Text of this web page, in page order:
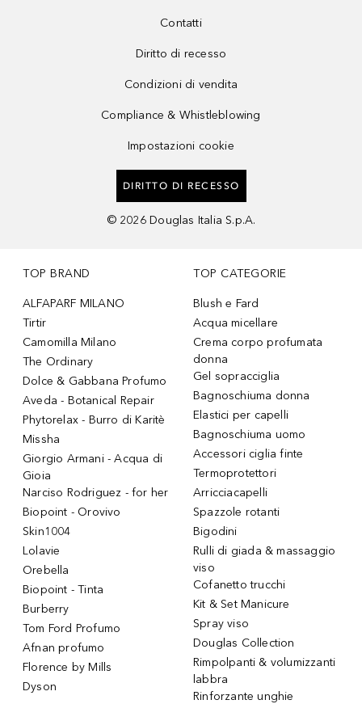
Contatti
Diritto di recesso
Condizioni di vendita
Compliance & Whistleblowing
Impostazioni cookie
DIRITTO DI RECESSO
© 2026 Douglas Italia S.p.A.
TOP BRAND
ALFAPARF MILANO
Tirtir
Camomilla Milano
The Ordinary
Dolce & Gabbana Profumo
Aveda - Botanical Repair
Phytorelax - Burro di Karitè
Missha
Giorgio Armani - Acqua di
Gioia
Narciso Rodriguez - for her
Biopoint - Orovivo
Skin1004
Lolavie
Orebella
Biopoint - Tinta
Burberry
Tom Ford Profumo
Afnan profumo
Florence by Mills
Dyson
TOP CATEGORIE
Blush e Fard
Acqua micellare
Crema corpo profumata
donna
Gel sopracciglia
Bagnoschiuma donna
Elastici per capelli
Bagnoschiuma uomo
Accessori ciglia finte
Termoprotettori
Arricciacapelli
Spazzole rotanti
Bigodini
Rulli di giada & massaggio
viso
Cofanetto trucchi
Kit & Set Manicure
Spray viso
Douglas Collection
Rimpolpanti & volumizzanti
labbra
Rinforzante unghie